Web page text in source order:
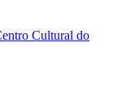
Cultural do